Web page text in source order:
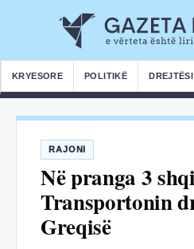
KRYESORE POLITIKË
RAJONI
Në pranga 3
Transportonin
Greqisë